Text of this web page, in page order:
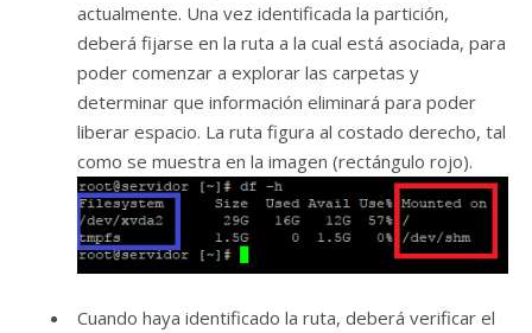
actualmente. Una vez identificada la partición,
deberá fijarse en la ruta a la cual está asociada, para
poder comenzar a explorar las carpetas y
determinar que información eliminará para poder
liberar espacio. La ruta figura al costado derecho, tal
como se muestra en la imagen (rectángulo rojo).
Cuando haya identificado la ruta, deberá verificar el